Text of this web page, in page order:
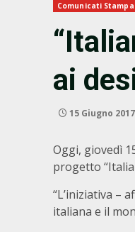
Comunicati Stampa
ai
15 Giugno 2017
Oggi, giovedì
progetto
“L’iniziativa –
italiana e il